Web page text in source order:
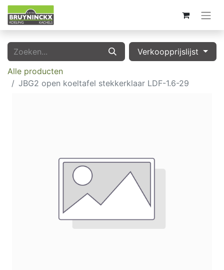
Verkoopprijslijst
Alle producten
JBG2 open koeltafel stekkerklaar LDF-1.6-29